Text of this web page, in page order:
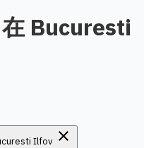
Bucuresti
Ilfov close